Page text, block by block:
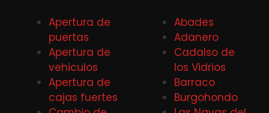
Apertura de
puertas
Apertura de
vehiculos
Apertura de
cajas fuertes
Abades
Adanero
Cadalso de
los Vidrios
Barraco
Burgohondo